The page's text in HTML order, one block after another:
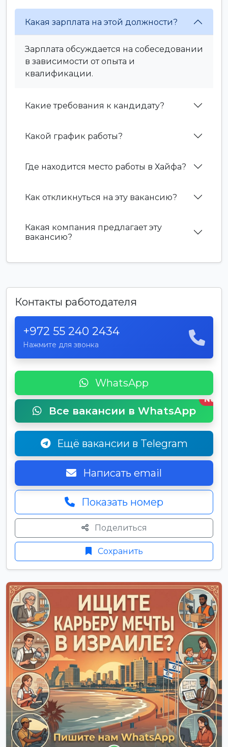
Какая зарплата на этой должности?
Зарплата обсуждается на собеседовании
в зависимости от опыта и
квалификации.
Какие требования к кандидату?
Какой график работы?
Где находится место работы в Хайфа?
Как откликнуться на эту вакансию?
Какая компания предлагает эту
вакансию?
Контакты работодателя
+972 55 240 2434
Нажмите для звонка
WhatsApp
Все вакансии в WhatsApp
New
Ещё вакансии в Telegram
Написать email
Показать номер
Поделиться
Сохранить